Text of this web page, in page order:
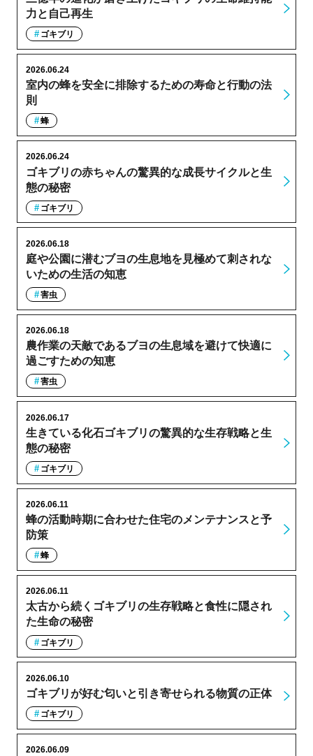
力と自己再生
ゴキブリ
室内の蜂を安全に排除するための寿命と行動の法
則
2026.06.24
蜂
ゴキブリの赤ちゃんの驚異的な成長サイクルと生
態の秘密
2026.06.24
ゴキブリ
庭や公園に潜むブヨの生息地を見極めて刺されな
いための生活の知恵
2026.06.18
害虫
農作業の天敵であるブヨの生息域を避けて快適に
過ごすための知恵
2026.06.18
害虫
生きている化石ゴキブリの驚異的な生存戦略と生
態の秘密
2026.06.17
ゴキブリ
蜂の活動時期に合わせた住宅のメンテナンスと予
防策
2026.06.11
蜂
太古から続くゴキブリの生存戦略と食性に隠され
た生命の秘密
2026.06.11
ゴキブリ
ゴキブリが好む匂いと引き寄せられる物質の正体
2026.06.10
ゴキブリ
2026.06.09